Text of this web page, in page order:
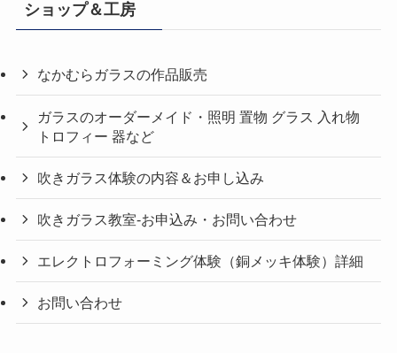
ショップ＆工房
なかむらガラスの作品販売
ガラスのオーダーメイド・照明 置物 グラス 入れ物
トロフィー 器など
吹きガラス体験の内容＆お申し込み
吹きガラス教室-お申込み・お問い合わせ
エレクトロフォーミング体験（銅メッキ体験）詳細
お問い合わせ